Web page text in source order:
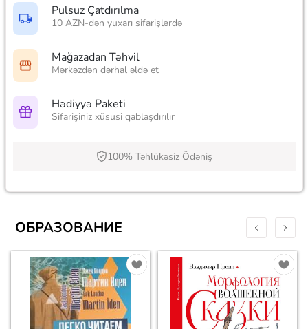
Pulsuz Çatdırılma
10 AZN-dən yuxarı sifarişlərdə
Mağazadan Təhvil
Mərkəzdən dərhal əldə et
Hədiyyə Paketi
Sifarişiniz xüsusi qablaşdırılır
100% Təhlükəsiz Ödəniş
ОБРАЗОВАНИЕ